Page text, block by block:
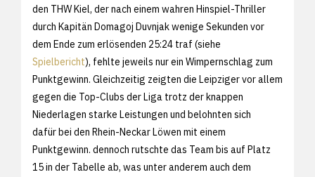
den THW Kiel, der nach einem wahren Hinspiel-Thriller
durch Kapitän Domagoj Duvnjak wenige Sekunden vor
dem Ende zum erlösenden 25:24 traf (siehe
Spielbericht), fehlte jeweils nur ein Wimpernschlag zum
Punktgewinn. Gleichzeitig zeigten die Leipziger vor allem
gegen die Top-Clubs der Liga trotz der knappen
Niederlagen starke Leistungen und belohnten sich
dafür bei den Rhein-Neckar Löwen mit einem
Punktgewinn. dennoch rutschte das Team bis auf Platz
15 in der Tabelle ab, was unter anderem auch dem